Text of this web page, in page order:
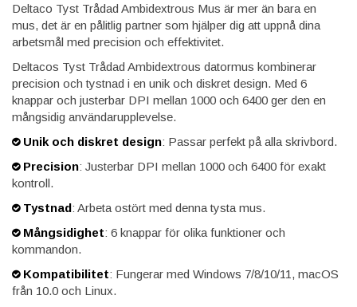
Deltaco Tyst Trådad Ambidextrous Mus är mer än bara en
mus, det är en pålitlig partner som hjälper dig att uppnå dina
arbetsmål med precision och effektivitet.
Deltacos Tyst Trådad Ambidextrous datormus kombinerar
precision och tystnad i en unik och diskret design. Med 6
knappar och justerbar DPI mellan 1000 och 6400 ger den en
mångsidig användarupplevelse.
Unik och diskret design: Passar perfekt på alla skrivbord.
Precision: Justerbar DPI mellan 1000 och 6400 för exakt
kontroll.
Tystnad: Arbeta ostört med denna tysta mus.
Mångsidighet: 6 knappar för olika funktioner och
kommandon.
Kompatibilitet: Fungerar med Windows 7/8/10/11, macOS
från 10.0 och Linux.